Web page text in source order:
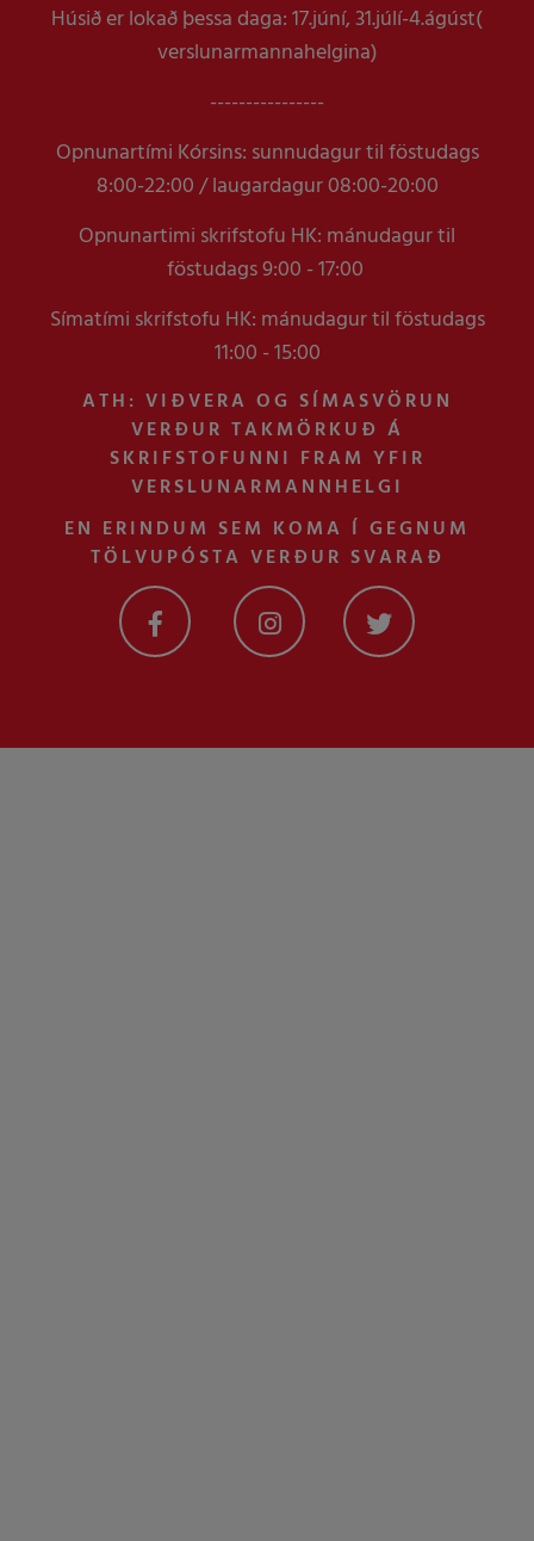
Húsið er lokað þessa daga: 17.júní, 31.júlí-4.ágúst(
verslunarmannahelgina)
----------------
Opnunartími Kórsins: sunnudagur til föstudags
8:00-22:00 / laugardagur 08:00-20:00
Opnunartimi skrifstofu HK: mánudagur til
föstudags 9:00 - 17:00
Símatími skrifstofu HK: mánudagur til föstudags
11:00 - 15:00
ATH: VIÐVERA OG SÍMASVÖRUN
VERÐUR TAKMÖRKUÐ Á
SKRIFSTOFUNNI FRAM YFIR
VERSLUNARMANNHELGI
EN ERINDUM SEM KOMA Í GEGNUM
TÖLVUPÓSTA VERÐUR SVARAÐ